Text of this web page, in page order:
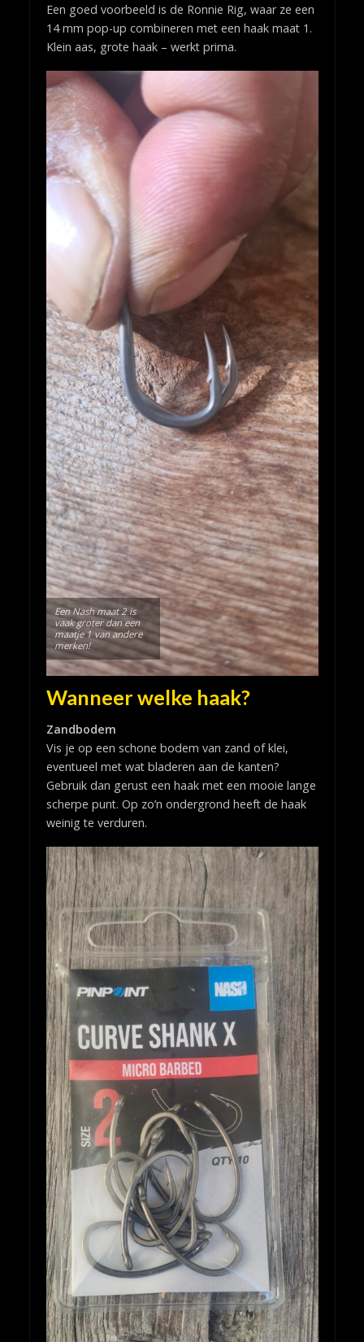
Een goed voorbeeld is de Ronnie Rig, waar ze een
14 mm pop-up combineren met een haak maat 1.
Klein aas, grote haak – werkt prima.
Een Nash maat 2 is
vaak groter dan een
maatje 1 van andere
merken!
Wanneer welke haak?
Zandbodem
Vis je op een schone bodem van zand of klei,
eventueel met wat bladeren aan de kanten?
Gebruik dan gerust een haak met een mooie lange
scherpe punt. Op zo’n ondergrond heeft de haak
weinig te verduren.